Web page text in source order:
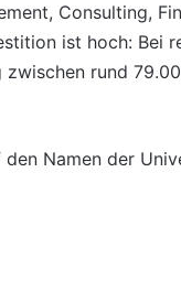
Consulting,
ist hoch: Bei
rund
Namen der